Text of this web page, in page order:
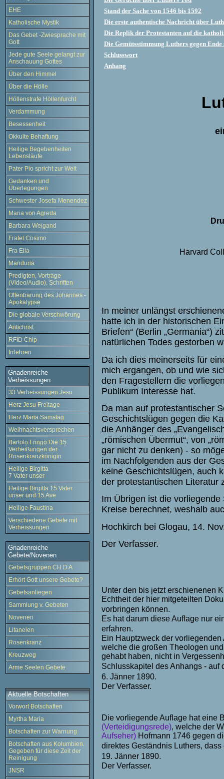
EHE
Katholische Mystik
Das Gebet -Zwiesprache mit
Gott
Jede gute Seele gelangt zur
Anschauung Gottes
Über den Himmel
Über die Hölle
Höllenstrafe Höllenfurcht
Verdammung
Besessenheit
Okkulte Behaftung
Heilige Begebenheiten
Lebensläufe
Pater Pio spricht zur Welt
Gedanken und
Überlegungen
Schwester Josefa Menendez
Maria von Agreda
Barbara Weigand
Fratel Cosimo
Fra Elia
Manduria
Predigten, Vorträge
(Video/Audio), Schriften
Offenbarung des Johannes -
Apokalypse
Die globale Verschwörung
Antichrist
RFID Chip
Irrlehren
Gnadenreiche
Verheissungen
33 Verheissungen Jesu
Herz Jesu Freitage
Herz Maria Samstag
Weihnachtsversprechen
Bartolo Longo Die 15
Verheißungen der
Rosenkranzkönigin
Heilige Birgitta
7 Vater unser
Heilige Birgitta 15 Vater
unser und 15 Ave
Heilige Faustina
Verschiedene Gebete mit
Verheissungen
Gnadenreiche
Gebete/Novenen
Gebetsgruppen CH D A
Erhört Gott unsere Gebete?
Gebetsanliegen
Sammlung v. Gebeten
Novenen
Litaneien
Rosenkranz
Kreuzweg
Arme Seelen Gebete
Aktuelle Botschaften
Vorwort Botschaften
Myrtha Maria
Botschaften zur Warnung
Botschaften aus Kolumbien.
Gegeben für diese Zeit der
Reinigung
JNSR
Stand der Sache von 1546 bis 1592
Die erste authentische Nachricht über
Die Replik der Protestanten auf die
Die Gemütsstimmung Luthers gegen Ende
Schlusswort
Anhang
Harvard
In meiner unlängst
hatte ich in der historischen
Briefen“ (Berlin „Germania“)
natürlichen Todes gestorben
Da ich dies meinerseits für
mich ergangen, ob und wie
den Fragestellern die
Publikum Interesse hat.
Da man auf protestantischer
Geschichtslügen gegen die
die Anhänger des
„römischen Übermut“, von
gar nicht zu denken) - so
im Nachfolgenden aus der
keine Geschichtslügen, auch
der protestantischen Literatur
Im Übrigen ist die
Kreise berechnet, weshalb
Hochkirch bei Glogau, 14.
Der Verfasser.
Unter den bis jetzt erschienenen
Echtheit der hier mitgeteilten
vorbringen können.
Es hat darum diese Auflage nur
erfahren.
Ein Hauptzweck der
welche die großen Theologen
gehabt haben, nicht in
Schlusskapitel des Anhangs - auf
6. Jänner 1890.
Der Verfasser.
Die vorliegende Auflage hat eine
(Verteidigungsrede), welche der
Aufseher) Hofmann 1746 gegen
direktes Geständnis Luthers,
19. Jänner 1890.
Der Verfasser.